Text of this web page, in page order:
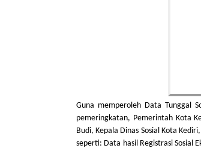
Guna memperoleh Data Tunggal
pemeringkatan, Pemerintah Kota
Budi, Kepala Dinas Sosial Kota
seperti: Data hasil Registrasi Sosial